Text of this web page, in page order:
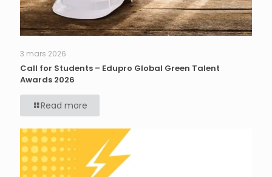
3 mars 2026
Call for Students – Edupro Global Green Talent
Awards 2026
Read more